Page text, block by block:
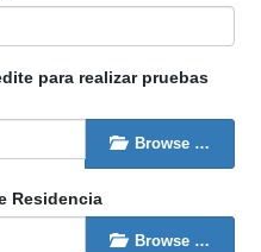
para realizar pruebas
Browse …
Residencia
Browse …